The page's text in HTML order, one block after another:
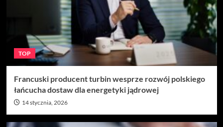
TOP
Francuski producent turbin wesprze rozwój polskiego
łańcucha dostaw dla energetyki jądrowej
14 stycznia, 2026